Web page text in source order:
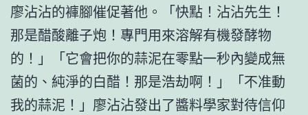
廖沾沾的褲腳催促著他。「快點！沾沾先生！
那是醋酸離子炮！專門用來溶解有機發酵物
的！」「它會把你的蒜泥在零點一秒內變成無
菌的、純淨的白醋！那是浩劫啊！」「不准動
我的蒜泥！」廖沾沾發出了醬料學家對待信仰